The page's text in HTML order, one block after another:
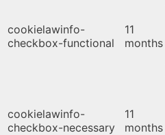
cookielawinfo-
checkbox-functional
11
months
cookielawinfo-
checkbox-necessary
11
months